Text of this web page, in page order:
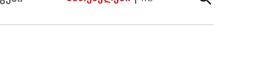
Search